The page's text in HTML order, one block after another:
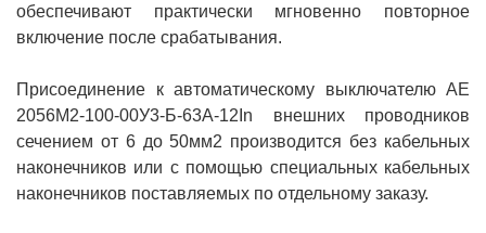
обеспечивают практически мгновенно повторное
включение после срабатывания.
Присоединение к автоматическому выключателю АЕ
2056M2-100-00У3-Б-63А-12In внешних проводников
сечением от 6 до 50мм2 производится без кабельных
наконечников или с помощью специальных кабельных
наконечников поставляемых по отдельному заказу.